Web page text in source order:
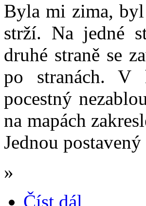
Byla mi zima,
strží. Na jedné
druhé straně se
po stranách. V
pocestný
na mapách
Jednou
»
Číst dál